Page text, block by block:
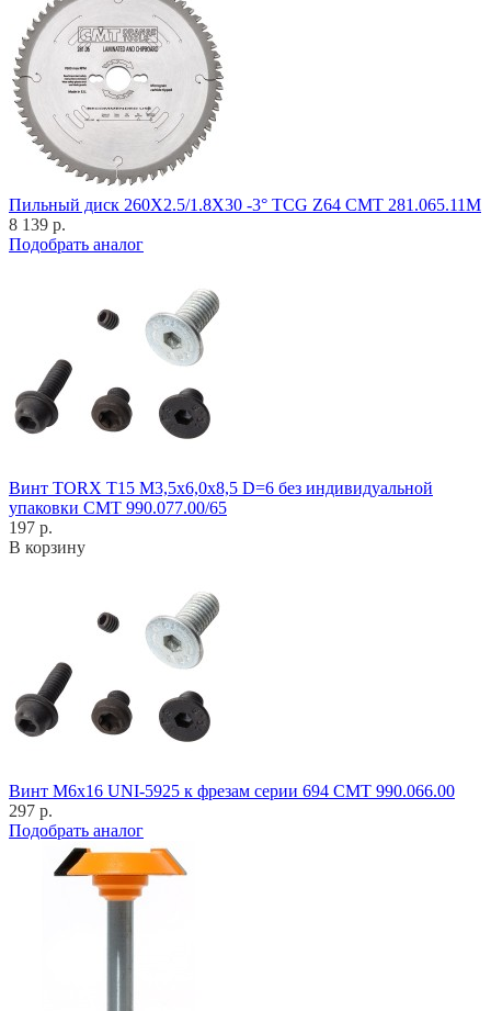
Пильный диск 260X2.5/1.8X30 -3° TCG Z64 CMT 281.065.11M
8 139 р.
Подобрать аналог
Винт TORX T15 M3,5x6,0x8,5 D=6 без индивидуальной
упаковки CMT 990.077.00/65
197 р.
В корзину
Винт M6x16 UNI-5925 к фрезам серии 694 CMT 990.066.00
297 р.
Подобрать аналог